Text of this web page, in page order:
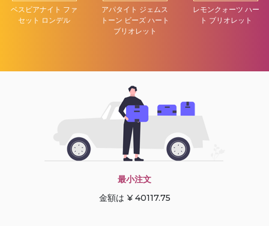
ベスビアナイト ファ
セット ロンデル
アパタイト ジェムス
トーン ビーズ ハート
ブリオレット
レモンクォーツ ハー
ト ブリオレット
最小注文
金額は ¥ 40117.75